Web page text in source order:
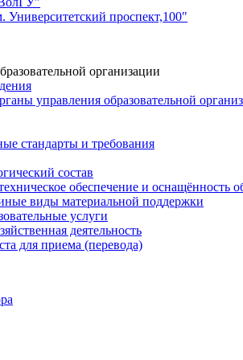
Университетский проспект,100"
организации
управления образовательной
стандарты и требования
состав
обеспечение и оснащённость
виды материальной поддержки
услуги
деятельность
для приема (перевода)